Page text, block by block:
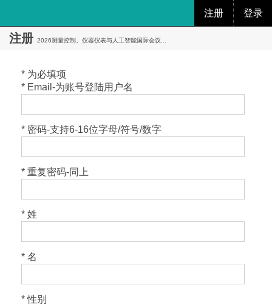
注册 登录
注册 2026测量控制、仪器仪表与人工智能国际会议...
* 为必填项
* Email-为账号登陆用户名
* 密码-支持6-16位字母/符号/数字
* 重复密码-同上
* 姓
* 名
* 性别